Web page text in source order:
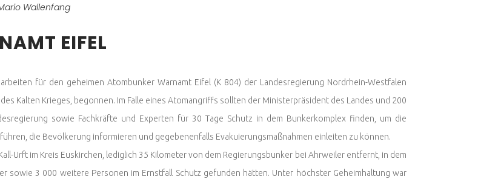
Wallenfang
EIFEL
für den geheimen Atombunker Warnamt Eifel (K 804) der Landesregierung Nordrhein-Westfalen
Kalten Krieges, begonnen. Im Falle eines Atomangriffs sollten der Ministerpräsident des Landes und 200
sowie Fachkräfte und Experten für 30 Tage Schutz in dem Bunkerkomplex finden, um die
die Bevölkerung informieren und gegebenenfalls Evakuierungsmaßnahmen einleiten zu können.
Urft im Kreis Euskirchen, lediglich 35 Kilometer von dem Regierungsbunker bei Ahrweiler entfernt, in dem
sowie 3 000 weitere Personen im Ernstfall Schutz gefunden hätten. Unter höchster Geheimhaltung war